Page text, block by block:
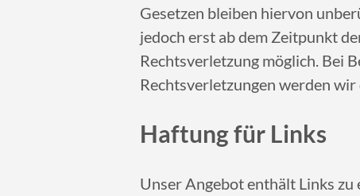
Gesetzen bleiben hiervon
jedoch erst ab dem Zeitpunkt
Rechtsverletzung möglich. Bei
Rechtsverletzungen werden
Haftung für Links
Unser Angebot enthält Links